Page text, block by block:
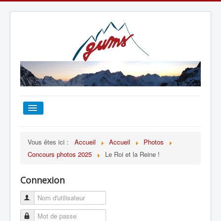
TOUT SUR LE GUMS
ESCALADE
ALPINISME
Vous êtes ici : Accueil Accueil
Photos
Concours photos 2025
Le Roi et la Reine !
Connexion